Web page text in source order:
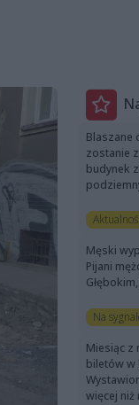
Blaszane
zostanie
budynek
Męski
Pijani
Na
Miesiąc z
biletów w
więcej niż